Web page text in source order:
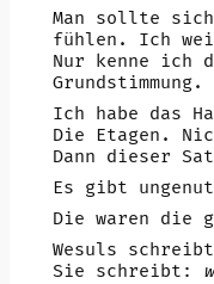
Man sollte
fühlen. Ich
Nur kenne ich
Grundstimmung.
Ich habe das
Die Etagen.
Dann dieser
Es gibt
Die waren die
Wesuls
Sie schreibt: